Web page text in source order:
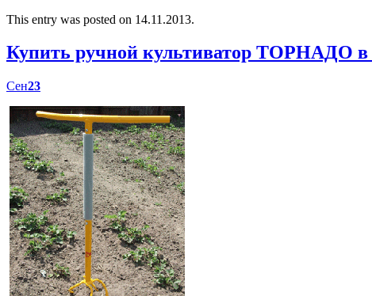
This entry was posted on 14.11.2013.
Купить ручной культиватор ТОРНАДО в
Сен23